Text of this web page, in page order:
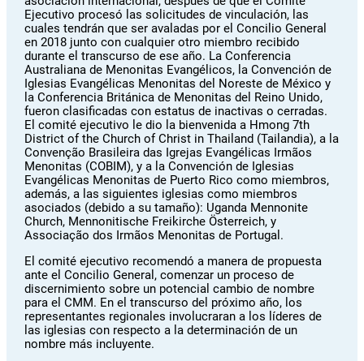
Ejecutivo procesó las solicitudes de vinculación, las
cuales tendrán que ser avaladas por el Concilio General
en 2018 junto con cualquier otro miembro recibido
durante el transcurso de ese año. La Conferencia
Australiana de Menonitas Evangélicos, la Convención de
Iglesias Evangélicas Menonitas del Noreste de México y
la Conferencia Británica de Menonitas del Reino Unido,
fueron clasificadas con estatus de inactivas o cerradas.
El comité ejecutivo le dio la bienvenida a Hmong 7th
District of the Church of Christ in Thailand (Tailandia), a la
Convenção Brasileira das Igrejas Evangélicas Irmãos
Menonitas (COBIM), y a la Convención de Iglesias
Evangélicas Menonitas de Puerto Rico como miembros,
además, a las siguientes iglesias como miembros
asociados (debido a su tamaño): Uganda Mennonite
Church, Mennonitische Freikirche Österreich, y
Associação dos Irmãos Menonitas de Portugal.
El comité ejecutivo recomendó a manera de propuesta
ante el Concilio General, comenzar un proceso de
discernimiento sobre un potencial cambio de nombre
para el CMM. En el transcurso del próximo año, los
representantes regionales involucraran a los líderes de
las iglesias con respecto a la determinación de un
nombre más incluyente.